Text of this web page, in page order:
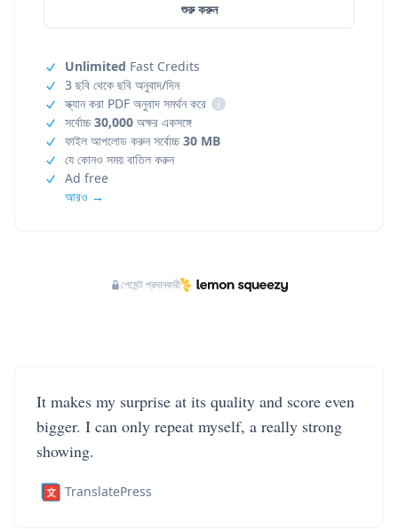
শুরু করুন
Unlimited Fast Credits
3 ছবি থেকে ছবি অনুবাদ/দিন
স্ক্যান করা PDF অনুবাদ সমর্থন করে
i
সর্বোচ্চ30,000 অক্ষর একসঙ্গে
ফাইল আপলোড করুন সর্বোচ্চ30 MB
যে কোনও সময় বাতিল করুন
Ad free
আরও →
পেমেন্ট প্রদানকারী
It makes my surprise at its quality and score even
bigger. I can only repeat myself, a really strong
showing.
TranslatePress